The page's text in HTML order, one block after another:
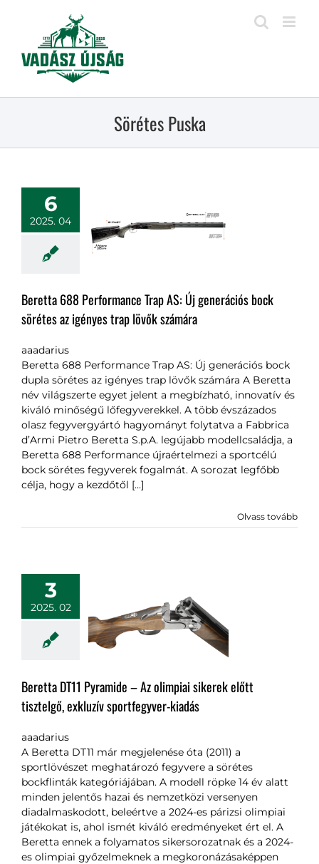
Sörétes Puska
6
2025. 04
Beretta 688 Performance Trap AS: Új generációs bock
sörétes az igényes trap lövők számára
aaadarius
Beretta 688 Performance Trap AS: Új generációs bock
dupla sörétes az igényes trap lövők számára A Beretta
név világszerte egyet jelent a megbízható, innovatív és
kiváló minőségű lőfegyverekkel. A több évszázados
olasz fegyvergyártó hagyományt folytatva a Fabbrica
d’Armi Pietro Beretta S.p.A. legújabb modellcsaládja, a
Beretta 688 Performance újraértelmezi a sportcélú
bock sörétes fegyverek fogalmát. A sorozat legfőbb
célja, hogy a kezdőtől [...]
Olvass tovább
3
2025. 02
Beretta DT11 Pyramide – Az olimpiai sikerek előtt
tisztelgő, exkluzív sportfegyver-kiadás
aaadarius
A Beretta DT11 már megjelenése óta (2011) a
sportlövészet meghatározó fegyvere a sörétes
bockflinták kategóriájában. A modell röpke 14 év alatt
minden jelentős hazai és nemzetközi versenyen
diadalmaskodott, beleértve a 2024-es párizsi olimpiai
játékokat is, ahol ismét kiváló eredményeket ért el. A
Beretta ennek a folyamatos sikersorozatnak és a 2024-
es olimpiai győzelmeknek a megkoronázásaképpen